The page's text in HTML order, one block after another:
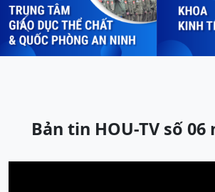
Previous
Bản tin HOU-TV số 06